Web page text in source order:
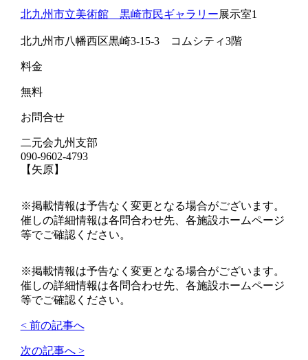
北九州市立美術館 黒崎市民ギャラリー展示室1
北九州市八幡西区黒崎3-15-3 コムシティ3階
料金
無料
お問合せ
二元会九州支部
090-9602-4793
【矢原】
※掲載情報は予告なく変更となる場合がございます。
催しの詳細情報は各問合わせ先、各施設ホームページ
等でご確認ください。
※掲載情報は予告なく変更となる場合がございます。
催しの詳細情報は各問合わせ先、各施設ホームページ
等でご確認ください。
< 前の記事へ
次の記事へ >